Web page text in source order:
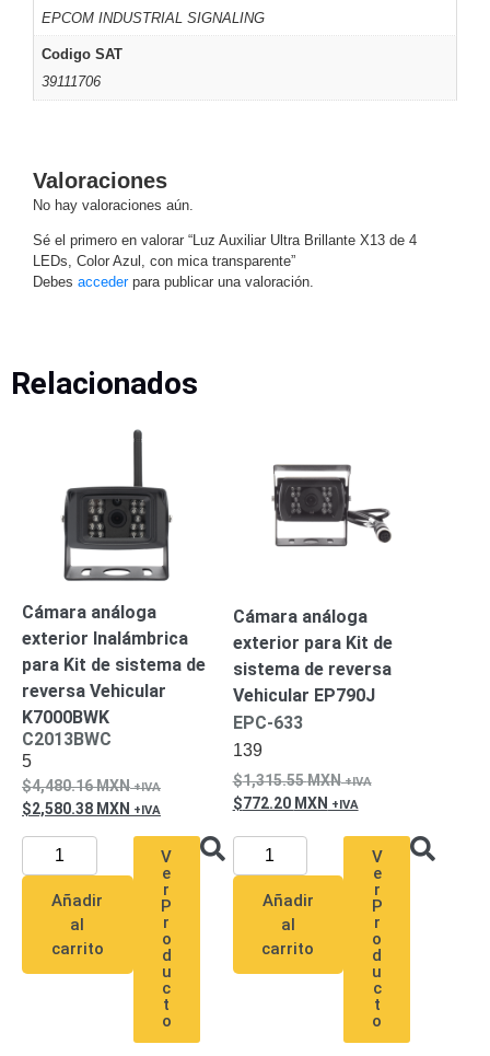
SalinosAntiexplosiónBalaDomo
/ Eyeball /
Turret
Analógicas
- TurboHD
TVI / AHD
/ CVI
Drones,
Industriales
Adaptadores
ParedBaterías
de
Alimentación
Fuentes
de
con
RespaldoInyectores
PoE PDUPlantas
de
Energía
de Largo
AlcanceUPS
- No Break
Completos
IP
Megapixel
TurboHD
de 4
CanalesTurboHD
Monitores
EPCOM INDUSTRIAL SIGNALING
Codigo SAT
39111706
Valoraciones
No hay valoraciones aún.
Sé el primero en valorar “Luz Auxiliar Ultra Brillante X13 de 4
LEDs, Color Azul, con mica transparente”
Debes accederpara publicar una valoración.
Relacionados
Cámara análoga
exterior Inalámbrica
para Kit de sistema de
reversa Vehicular
K7000BWK
C2013BWC
5
4,480.16MXN
2,580.38 MXN
Añadir
al
carrito
V
e
r
P
r
o
d
u
c
t
o
Cámara análoga
exterior para Kit de
sistema de reversa
Vehicular EP790J
EPC-633
139
1,315.55MXN
772.20 MXN
Añadir
al
carrito
V
e
r
P
r
o
d
u
c
t
o